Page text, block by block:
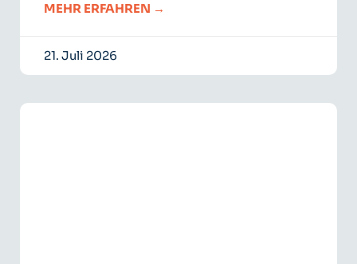
MEHR ERFAHREN →
21. Juli 2026